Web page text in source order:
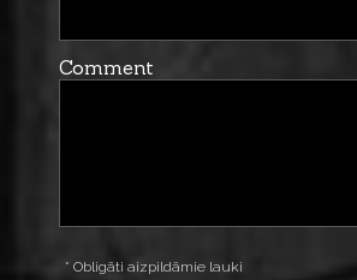
Comment
* Obligāti aizpildāmie lauki